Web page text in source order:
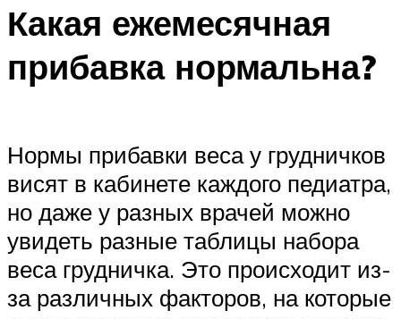
Какая ежемесячная
прибавка нормальна?
Нормы прибавки веса у грудничков
висят в кабинете каждого педиатра,
но даже у разных врачей можно
увидеть разные таблицы набора
веса грудничка. Это происходит из-
за различных факторов, на которые